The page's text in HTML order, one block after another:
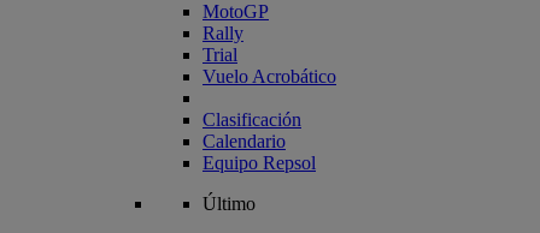
MotoGP
Rally
Trial
Vuelo Acrobático
Clasificación
Calendario
Equipo Repsol
Último